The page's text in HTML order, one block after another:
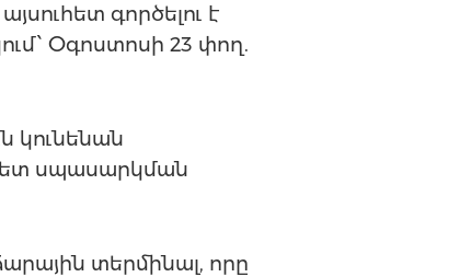
գործելու է
Օգոստոսի 23 փող.
կունենան
սպասարկման
տերմինալ, որը